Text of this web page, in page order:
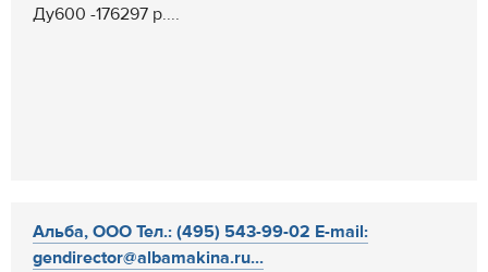
Ду600 -176297 р....
Альба, ООО Тел.: (495) 543-99-02 E-mail:
gendirector@albamakina.ru...